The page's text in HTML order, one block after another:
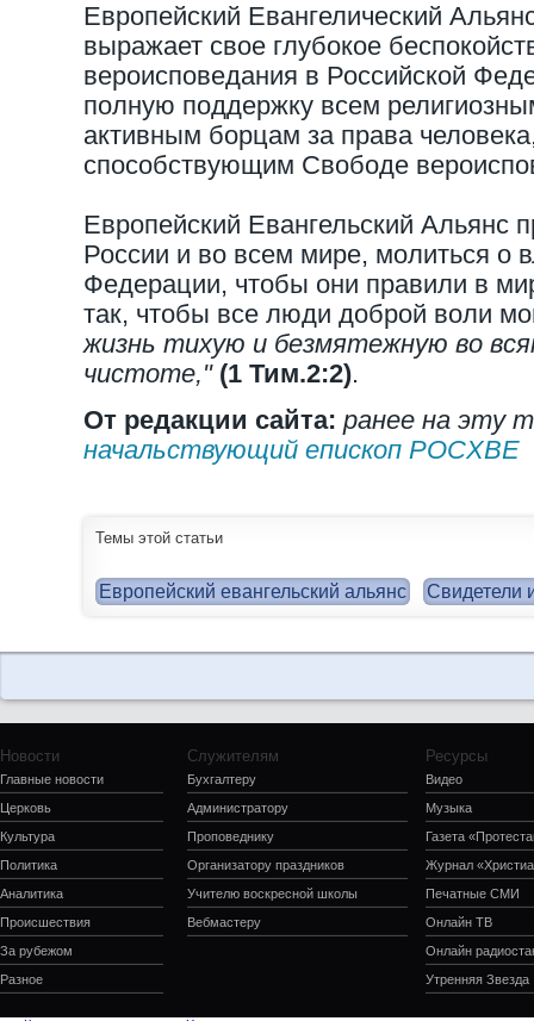
Европейский Евангелический
выражает свое глубокое
вероисповедания в Российской
полную поддержку всем
активным борцам за права
способствующим Свободе
Европейский Евангельский Альянс
России и во всем мире, молиться о
Федерации, чтобы они правили в
так, чтобы все люди доброй воли
жизнь тихую и безмятежную во
чистоте," (1 Тим.2:2).
От редакции сайта: ранее на эту
начальствующий епископ РОСХВЕ
Темы этой статьи
Европейский евангельский альянс Свидетели
Новости
Главные новости
Церковь
Культура
Политика
Аналитика
Происшествия
За рубежом
Разное
Служителям
Бухгалтеру
Администратору
Проповеднику
Организатору праздников
Учителю воскресной школы
Вебмастеру
Ресурсы
Видео
Музыка
Газета
Журнал
Печатные СМИ
Онлайн ТВ
Онлайн
Утренняя Звезда